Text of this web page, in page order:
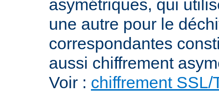
asymétriques, qui
une autre pour le
correspondantes
aussi chiffrement
Voir : chiffrement SSL/